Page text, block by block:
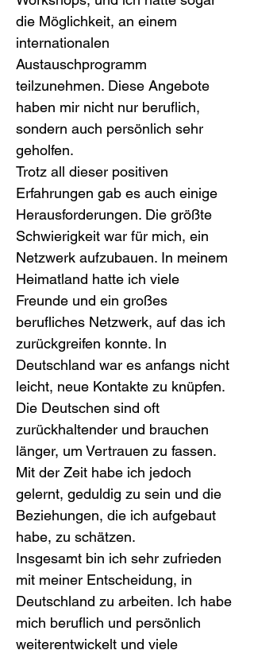
die Möglichkeit, an einem
internationalen
Austauschprogramm
teilzunehmen. Diese Angebote
haben mir nicht nur beruflich,
sondern auch persönlich sehr
geholfen.
Trotz all dieser positiven
Erfahrungen gab es auch einige
Herausforderungen. Die größte
Schwierigkeit war für mich, ein
Netzwerk aufzubauen. In meinem
Heimatland hatte ich viele
Freunde und ein großes
berufliches Netzwerk, auf das ich
zurückgreifen konnte. In
Deutschland war es anfangs nicht
leicht, neue Kontakte zu knüpfen.
Die Deutschen sind oft
zurückhaltender und brauchen
länger, um Vertrauen zu fassen.
Mit der Zeit habe ich jedoch
gelernt, geduldig zu sein und die
Beziehungen, die ich aufgebaut
habe, zu schätzen.
Insgesamt bin ich sehr zufrieden
mit meiner Entscheidung, in
Deutschland zu arbeiten. Ich habe
mich beruflich und persönlich
weiterentwickelt und viele